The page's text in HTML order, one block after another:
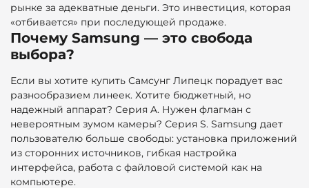
рынке за адекватные деньги. Это инвестиция, которая
«отбивается» при последующей продаже.
Почему Samsung — это свобода
выбора?
Если вы хотите купить Самсунг Липецк порадует вас
разнообразием линеек. Хотите бюджетный, но
надежный аппарат? Серия A. Нужен флагман с
невероятным зумом камеры? Серия S. Samsung дает
пользователю больше свободы: установка приложений
из сторонних источников, гибкая настройка
интерфейса, работа с файловой системой как на
компьютере.